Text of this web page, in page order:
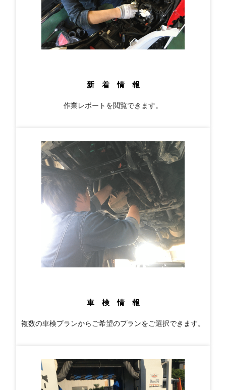
新 着 情 報
作業レポートを閲覧できます。
車 検 情 報
複数の車検プランからご希望のプランをご選択できます。